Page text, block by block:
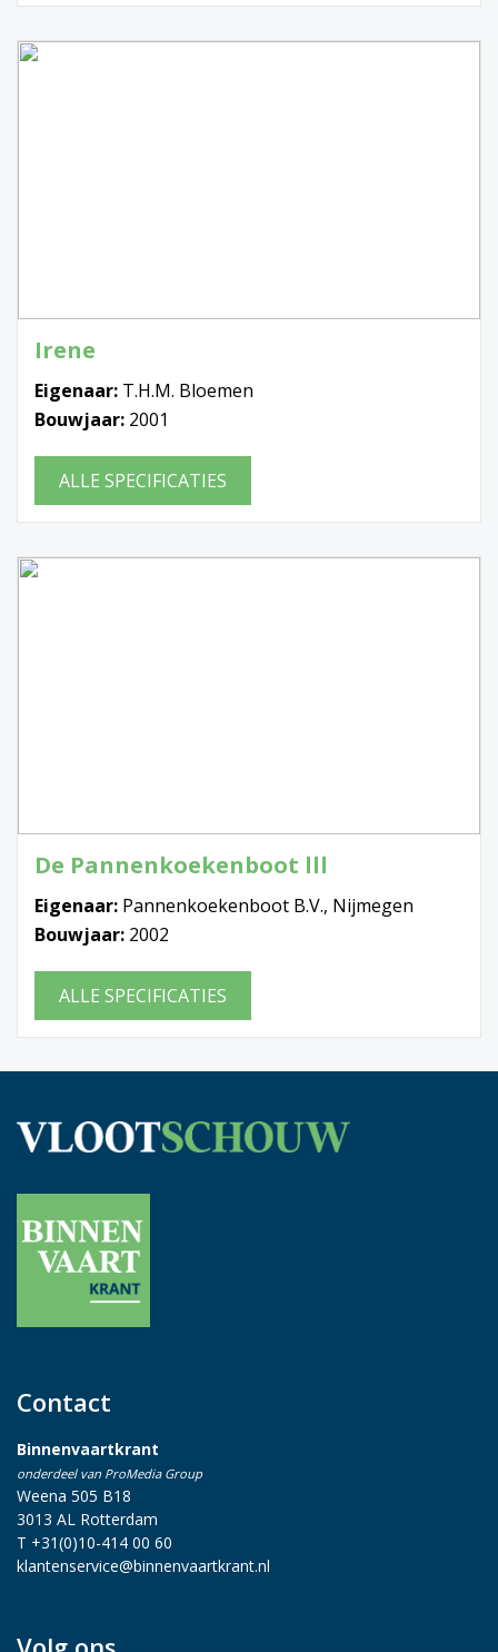
Irene
Eigenaar: T.H.M. Bloemen
Bouwjaar: 2001
ALLE SPECIFICATIES
De Pannenkoekenboot lll
Eigenaar: Pannenkoekenboot B.V., Nijmegen
Bouwjaar: 2002
ALLE SPECIFICATIES
Contact
Binnenvaartkrant
onderdeel van ProMedia Group
Weena 505 B18
3013 AL Rotterdam
T +31(0)10-414 00 60
klantenservice@binnenvaartkrant.nl